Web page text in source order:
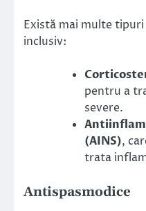
Există mai multe
inclusiv:
pentru a
severe.
(AINS),
trata
Antispasmodice